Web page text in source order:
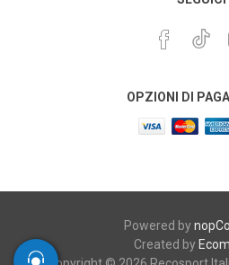
OPZIONI DI
Powered by
Created by